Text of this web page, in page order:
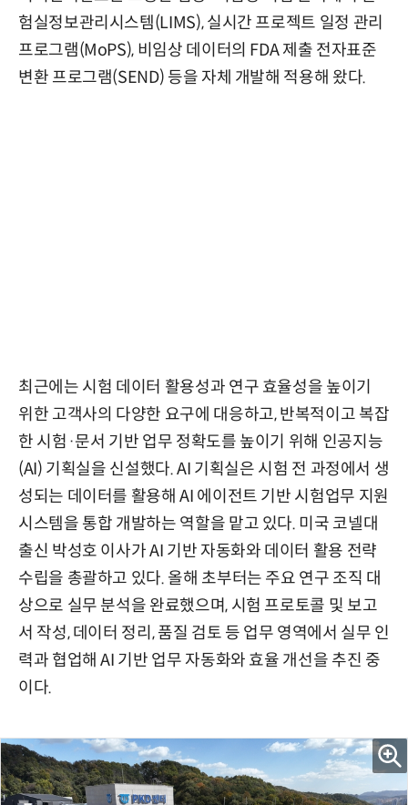
험실정보관리시스템(LIMS), 실시간 프로젝트 일정 관리
프로그램(MoPS), 비임상 데이터의 FDA 제출 전자표준
변환 프로그램(SEND) 등을 자체 개발해 적용해 왔다.
최근에는 시험 데이터 활용성과 연구 효율성을 높이기
위한 고객사의 다양한 요구에 대응하고, 반복적이고 복잡
한 시험·문서 기반 업무 정확도를 높이기 위해 인공지능
(AI) 기획실을 신설했다. AI 기획실은 시험 전 과정에서 생
성되는 데이터를 활용해 AI 에이전트 기반 시험업무 지원
시스템을 통합 개발하는 역할을 맡고 있다. 미국 코넬대
출신 박성호 이사가 AI 기반 자동화와 데이터 활용 전략
수립을 총괄하고 있다. 올해 초부터는 주요 연구 조직 대
상으로 실무 분석을 완료했으며, 시험 프로토콜 및 보고
서 작성, 데이터 정리, 품질 검토 등 업무 영역에서 실무 인
력과 협업해 AI 기반 업무 자동화와 효율 개선을 추진 중
이다.